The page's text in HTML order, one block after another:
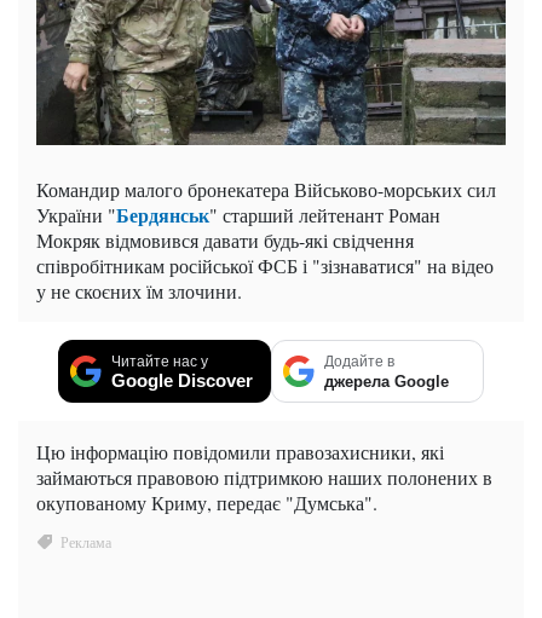
Командир малого бронекатера Військово-морських сил
України "Бердянськ" старший лейтенант Роман
Мокряк відмовився давати будь-які свідчення
співробітникам російської ФСБ і "зізнаватися" на відео
у не скоєних їм злочини.
Читайте нас у
Google Discover
Додайте в
джерела Google
Цю інформацію повідомили правозахисники, які
займаються правовою підтримкою наших полонених в
окупованому Криму, передає "Думська".